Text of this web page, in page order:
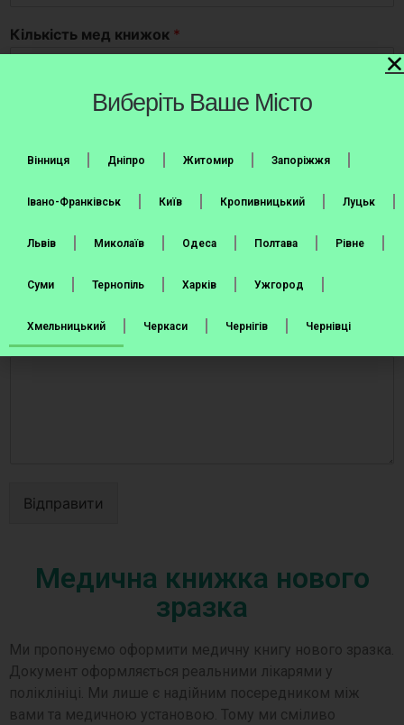
Кількість мед книжок *
Термін на який потрібно:*
Медкнижка на півроку
Номер телефону одержувача*
United States +1
Додаткова інформація
Відправити
Медична книжка нового
зразка
Ми пропонуємо оформити медичну книгу нового зразка.
Документ оформляється реальними лікарями у
поліклініці. Ми лише є надійним посередником між
вами та медичною установою. Тому ми сміливо
Виберіть Ваше Місто
Вінниця Дніпро Житомир Запоріжжя
Івано-Франківськ Київ Кропивницький Луцьк
Львів Миколаїв Одеса Полтава Рівне
Суми Тернопіль Харків Ужгород
Хмельницький Черкаси Чернігів Чернівці